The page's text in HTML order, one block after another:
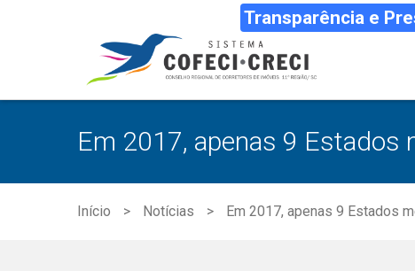
Transparência e
Em 2017, apenas 9 Estados
Início Notícias Em 2017, apenas 9 Estados